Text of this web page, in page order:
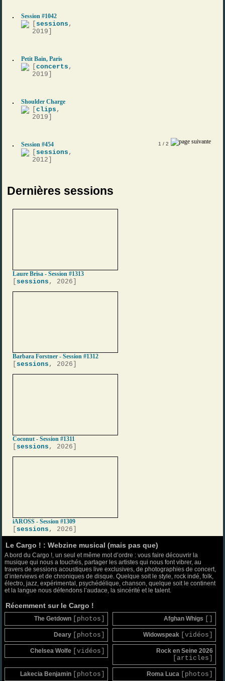
Session #1042
sessions ,
2019]
Petit Bain, Paris
[concerts ,
2019]
Shoulder Charge
[clips ,
2019]
Session #454
sessions ,
2012]
1 / 2
Dernières sessions
Laure Brisa - Session #1313
sessions , 2026]
Barbara Forstner - Session #1312
sessions , 2026]
Coconut - Session #1311
sessions , 2026]
iAROSS - Session #1309
sessions , 2026]
Le Cargo ! : Webzine musical (mais pas que)
A bord du Cargo !, un seul et même mot d’ordre : vous faire découvrir la
musique qui nous a touchés, partager les artistes qui nous font vibrer, au
travers de sessions acoustiques live exclusives, de photographies de concert,
d’interviews et de chroniques de disque. Quelque soit le style, rock indé, folk,
électro, jazz, expérimental, psychédélique, chanson, quelque soit le continent
et la langue nous défendons l’audace, la sincérité et le talent.
Récemment sur le Cargo !
The Getdown [photos] Afghan Whigs
Deary [photos] Widowspeak [vidéos]
Chelsea Wolfe [vidéos] Rock en Seine 2026
[articles]
Lakecia Benjamin [photos] Roma Luca [photos]